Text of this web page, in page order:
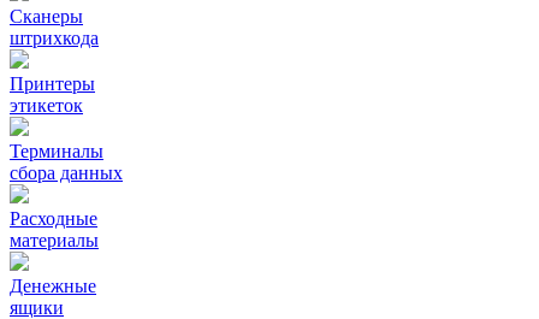
Сканеры
штрихкода
Принтеры
этикеток
Терминалы
сбора данных
Расходные
материалы
Денежные
ящики